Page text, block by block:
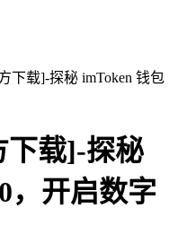
下载]-探秘 imToken 钱包
下载]-探秘
，开启数字